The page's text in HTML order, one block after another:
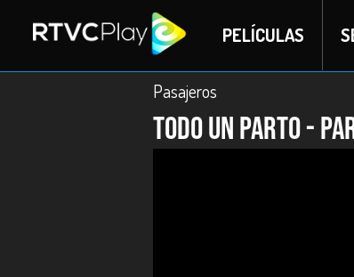
PELÍCULAS
Pasajeros
Todo un parto -